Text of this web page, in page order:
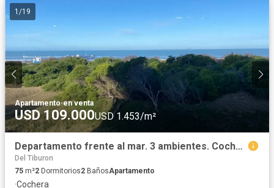
1 /19
Apartamento·en venta
USD 109.000USD 1.453/m²
Departamento frente al mar. 3 ambientes. Cochera
Del Tiburon
75 m²2 Dormitorios2 BañosApartamento
·Cochera